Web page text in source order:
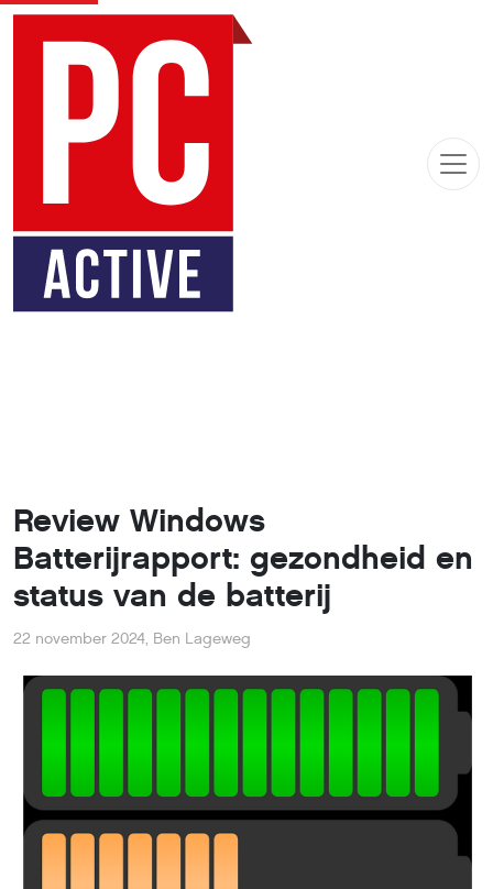
Review Windows
Batterijrapport: gezondheid en
status van de batterij
22 november 2024, Ben Lageweg